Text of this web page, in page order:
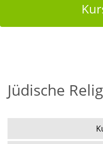
Jüdische